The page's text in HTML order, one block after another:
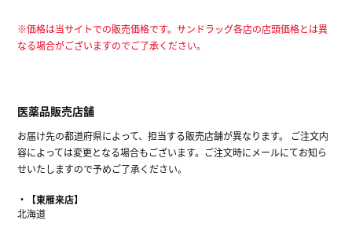
※価格は当サイトでの販売価格です。サンドラッグ各店の店頭価格とは異
なる場合がございますのでご了承ください。
医薬品販売店舗
お届け先の都道府県によって、担当する販売店舗が異なります。 ご注文内
容によっては変更となる場合もございます。ご注文時にメールにてお知ら
せいたしますので予めご了承ください。
【東雁来店】
北海道